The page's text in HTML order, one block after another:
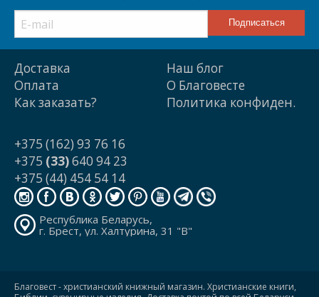
Доставка
Оплата
Как заказать?
Наш блог
О Благовесте
Политика конфиден.
+375 (162) 93 76 16
+375 (33)640 94 23
+375 (44) 454 54 14
Республика Беларусь,
г. Брест, ул. Халтурина, 31 "В"
Благовест - христианский книжный магазин. Христианские книги,